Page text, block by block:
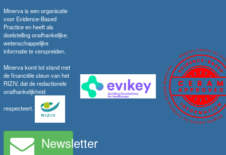
Minerva is een organisatie
voor Evidence-Based
Practice en heeft als
doelstelling onafhankelijke,
wetenschappelijke
informatie te verspreiden.
Minerva komt tot stand met
de financiële steun van het
RIZIV, dat de redactionele
onafhankelijkheid
respecteert.
Newsletter